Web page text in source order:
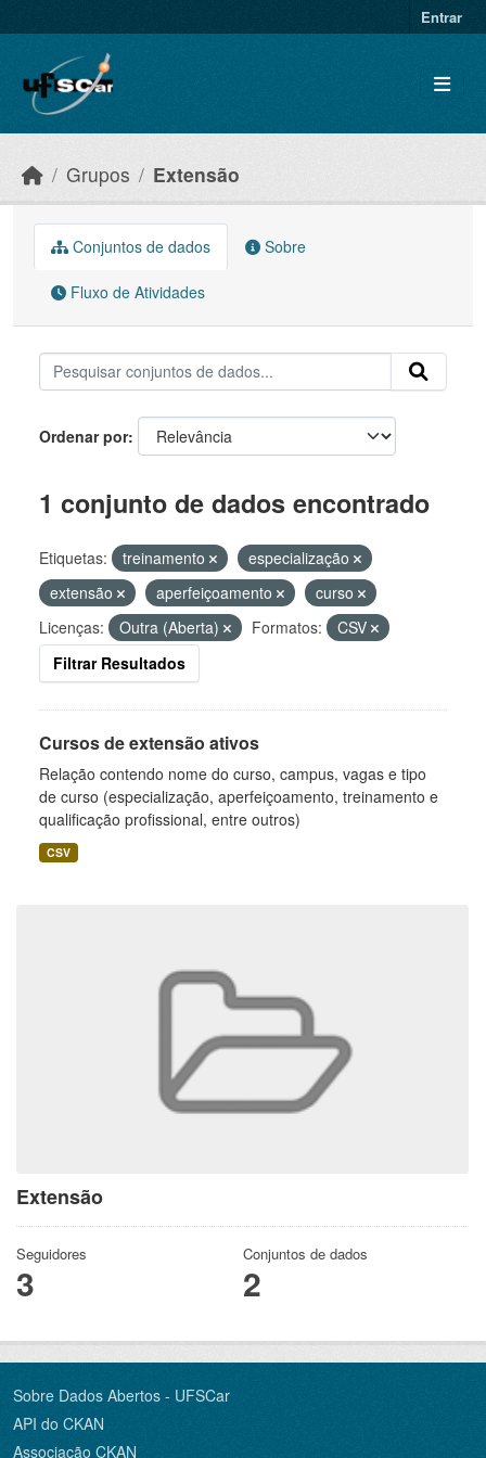
Entrar
Grupos Extensão
Extensão
Seguidores
3
Conjuntos de dados
2
Conjuntos de dados Sobre
Fluxo de Atividades
Ordenar por
1 conjunto de dados encontrado
Etiquetas: treinamento
especialização
extensão
aperfeiçoamento
curso
Licenças:
Outra (Aberta) Formatos:
CSV
Filtrar Resultados
Cursos de extensão ativos
Relação contendo nome do curso, campus, vagas e tipo
de curso (especialização, aperfeiçoamento, treinamento e
qualificação profissional, entre outros)
CSV
Sobre Dados Abertos - UFSCar
API do CKAN
Associação CKAN